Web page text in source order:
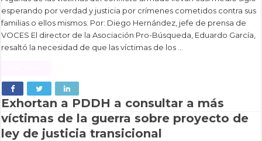
esperando por verdad y justicia por crímenes cometidos contra sus
familias o ellos mismos. Por: Diego Hernández, jefe de prensa de
VOCES El director de la Asociación Pro-Búsqueda, Eduardo García,
resaltó la necesidad de que las víctimas de los …
Exhortan a PDDH a consultar a más
víctimas de la guerra sobre proyecto de
ley de justicia transicional